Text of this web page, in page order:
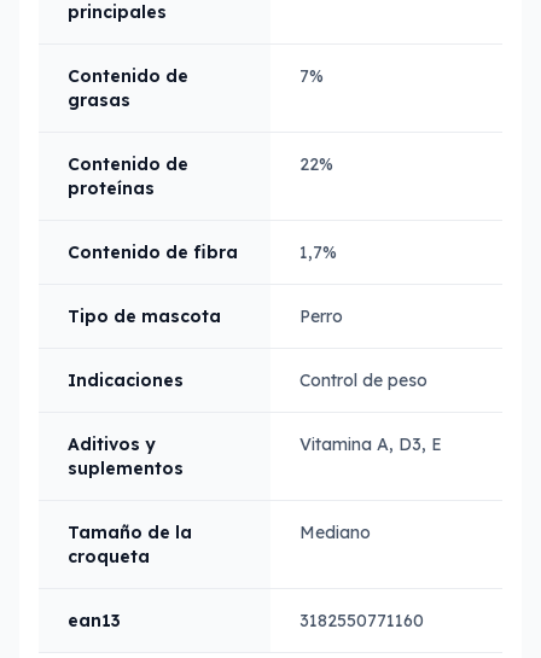
principales
Contenido de
grasas
7%
Contenido de
proteínas
22%
Contenido de fibra 1,7%
Tipo de mascota Perro
Indicaciones Control de peso
Aditivos y
suplementos
Vitamina A, D3, E
Tamaño de la
croqueta
Mediano
ean13 3182550771160